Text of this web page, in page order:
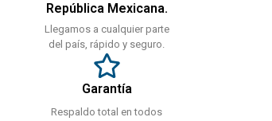
República Mexicana.
Llegamos a cualquier parte
del país, rápido y seguro.
Garantía
Respaldo total en todos